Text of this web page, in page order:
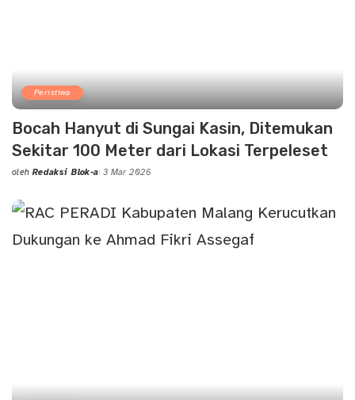
Peristiwa
Bocah Hanyut di Sungai Kasin, Ditemukan
Sekitar 100 Meter dari Lokasi Terpeleset
Posted
oleh Redaksi Blok-a 3 Mar 2026